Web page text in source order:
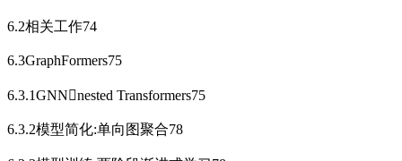
6.2相关工作74
6.3GraphFormers75
6.3.1GNNnested Transformers75
6.3.2模型简化:单向图聚合78